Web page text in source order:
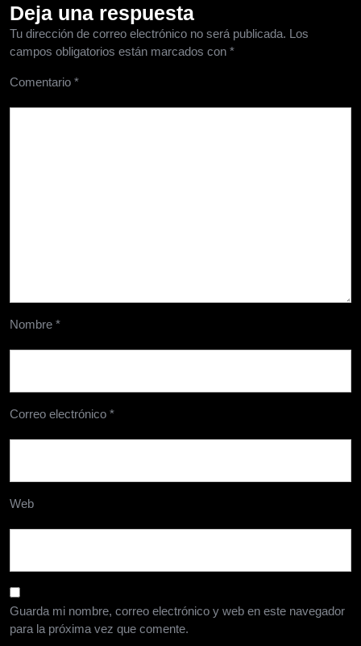
Deja una respuesta
Tu dirección de correo electrónico no será publicada. Los
campos obligatorios están marcados con *
Comentario *
Nombre *
Correo electrónico *
Web
Guarda mi nombre, correo electrónico y web en este navegador
para la próxima vez que comente.